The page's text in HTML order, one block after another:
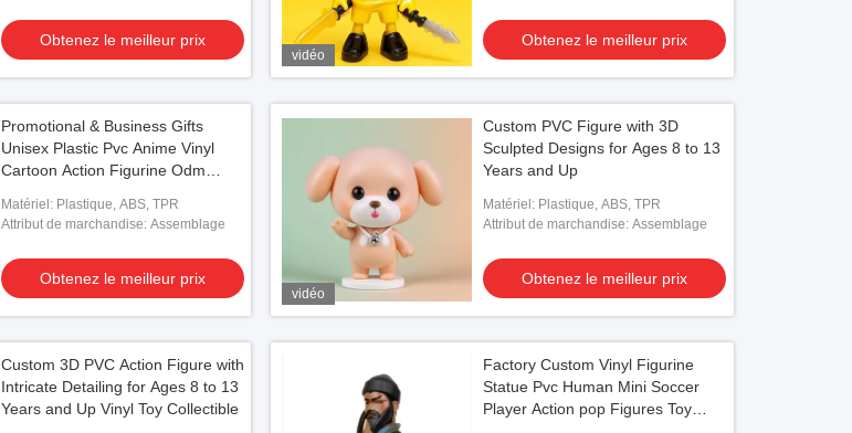
Obtenez le meilleur prix
vidéo
Obtenez le meilleur prix
Promotional & Business Gifts
Unisex Plastic Pvc Anime Vinyl
Cartoon Action Figurine Odm
Matériel: Plastique, ABS, TPR
Attribut de marchandise: Assemblage
Obtenez le meilleur prix
vidéo
Custom PVC Figure with 3D
Sculpted Designs for Ages 8 to 13
Years and Up
Matériel: Plastique, ABS, TPR
Attribut de marchandise: Assemblage
Obtenez le meilleur prix
Custom 3D PVC Action Figure with
Intricate Detailing for Ages 8 to 13
Years and Up Vinyl Toy Collectible
Factory Custom Vinyl Figurine
Statue Pvc Human Mini Soccer
Player Action pop Figures Toy